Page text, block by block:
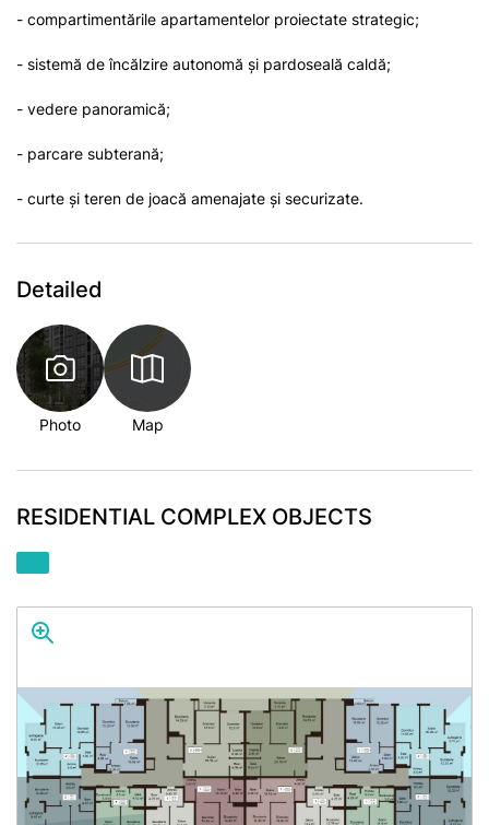
- compartimentările apartamentelor proiectate strategic;
- sistemă de încălzire autonomă și pardoseală caldă;
- vedere panoramică;
- parcare subterană;
- curte și teren de joacă amenajate și securizate.
Detailed
Photo Map
RESIDENTIAL COMPLEX OBJECTS